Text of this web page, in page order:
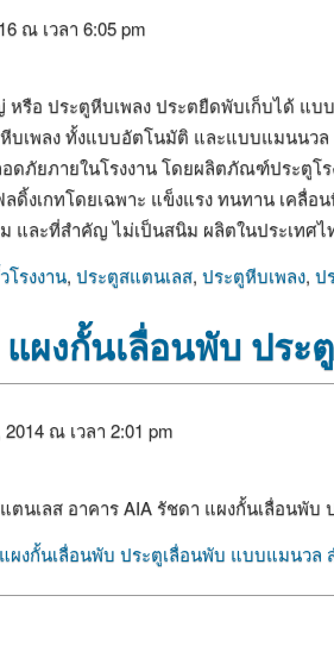
ณ เวลา 6:05 pm
หรือ ประตูหีบเพลง ประตยืดพับเก็บได้ แ
เพลง ทั้งแบบอัตโนมัติ และแบบแมนนวล
อดภัยภายในโรงงาน โดยผลิตภัณฑ์ประตู
ลดิ้งเกทโดยเฉพาะ แข็งแรง ทนทาน เค
ม และที่สำคัญ ไม่เป็นสนิม ผลิตในประเทศ
โรงงาน, ประตูสแตนเลส, ประตูหีบเพลง, ป
แผงกั้นเลื่อนพับ ประ
ณ เวลา 2:01 pm
ตนเลส อาคาร AIA รัชดา แผงกั้นเลื่อนพับ
แผงกั้นเลื่อนพับ ประตูเลื่อนพับ แบบแมนวล